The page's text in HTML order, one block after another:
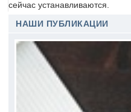
сейчас устанавливаются.
НАШИ ПУБЛИКАЦИИ